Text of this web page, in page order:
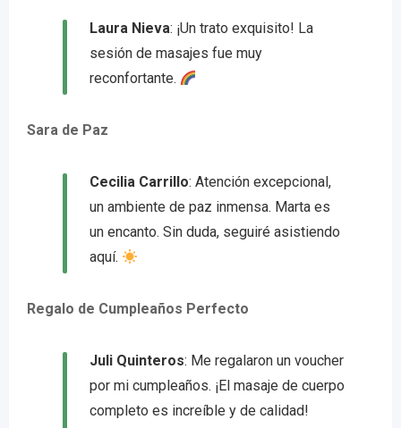
Laura Nieva: ¡Un trato exquisito! La
sesión de masajes fue muy
reconfortante.
Sara de Paz
Cecilia Carrillo: Atención excepcional,
un ambiente de paz inmensa. Marta es
un encanto. Sin duda, seguiré asistiendo
aquí.
Regalo de Cumpleaños Perfecto
Juli Quinteros: Me regalaron un voucher
por mi cumpleaños. ¡El masaje de cuerpo
completo es increíble y de calidad!